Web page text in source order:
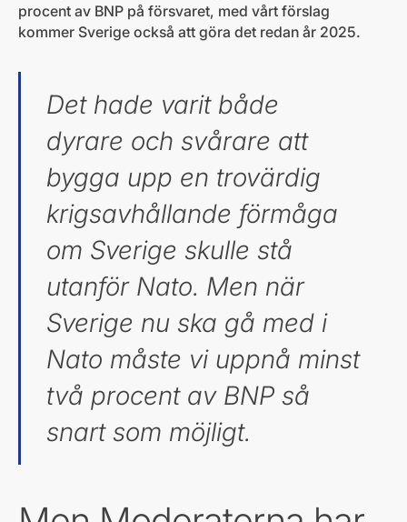
procent av BNP på försvaret, med vårt förslag
kommer Sverige också att göra det redan år 2025.
Det hade varit både
dyrare och svårare att
bygga upp en trovärdig
krigsavhållande förmåga
om Sverige skulle stå
utanför Nato. Men när
Sverige nu ska gå med i
Nato måste vi uppnå minst
två procent av BNP så
snart som möjligt.